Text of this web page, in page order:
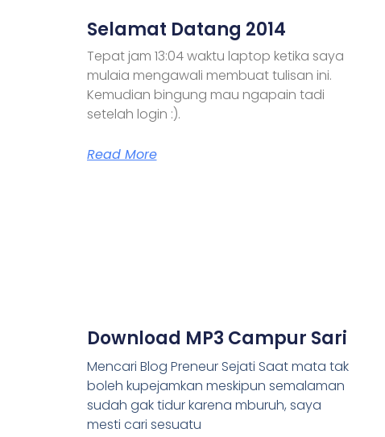
Selamat Datang 2014
Tepat jam 13:04 waktu laptop ketika saya
mulaia mengawali membuat tulisan ini.
Kemudian bingung mau ngapain tadi
setelah login :).
Read More
Download MP3 Campur Sari
Mencari Blog Preneur Sejati Saat mata tak
boleh kupejamkan meskipun semalaman
sudah gak tidur karena mburuh, saya
mesti cari sesuatu